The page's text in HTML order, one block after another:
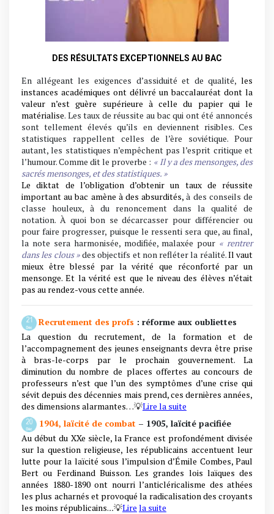
DES RÉSULTATS EXCEPTIONNELS AU BAC
En allégeant les exigences d’assiduité et de qualité, les
instances académiques ont délivré un baccalauréat dont la
valeur n’est guère supérieure à celle du papier qui le
matérialise. Les taux de réussite au bac qui ont été annoncés
sont tellement élevés qu’ils en deviennent risibles. Ces
statistiques rappellent celles de l’ère soviétique. Pour
autant, les statistiques n’empêchent pas l’esprit critique et
l’humour. Comme dit le proverbe : « Il y a des mensonges, des
sacrés mensonges, et des statistiques. »
Le diktat de l’obligation d’obtenir un taux de réussite
important au bac amène à des absurdités, à des conseils de
classe houleux, à du renoncement dans la qualité de
notation. À quoi bon se décarcasser pour différencier ou
pour faire progresser, puisque le ressenti sera que, au final,
la note sera harmonisée, modifiée, malaxée pour « rentrer
dans les clous »des objectifs et non refléter la réalité.Il vaut
mieux être blessé par la vérité que réconforté par un
mensonge. Et la vérité est que le niveau des élèves n’était
pas au rendez-vous cette année.
Recrutement des profs : réforme aux oubliettes
La question du recrutement, de la formation et de
l’accompagnement des jeunes enseignants devra être prise
à bras-le-corps par le prochain gouvernement. La
diminution du nombre de places offertes au concours de
professeurs n’est que l’un des symptômes d’une crise qui
sévit depuis des décennies mais prend, ces dernières années,
des dimensions alarmantes…💡Lire la suite
1904, laïcité de combat – 1905, laïcité pacifiée
Au début du XXe siècle, la France est profondément divisée
sur la question religieuse, les républicains accentuent leur
lutte pour la laïcité sous l’impulsion d’Émile Combes, Paul
Bert ou Ferdinand Buisson. Les grandes lois laïques des
années 1880-1890 ont nourri l’anticléricalisme des athées
les plus acharnés et provoqué la radicalisation des croyants
les moins républicains...💡Lire la suite